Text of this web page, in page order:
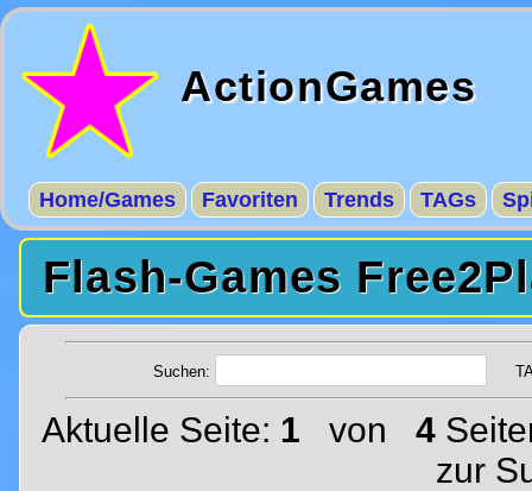
ActionGames
Home/Games Favoriten Trends TAGs
Flash-Games
Suchen:
Aktuelle Seite: 1 von 4
zur